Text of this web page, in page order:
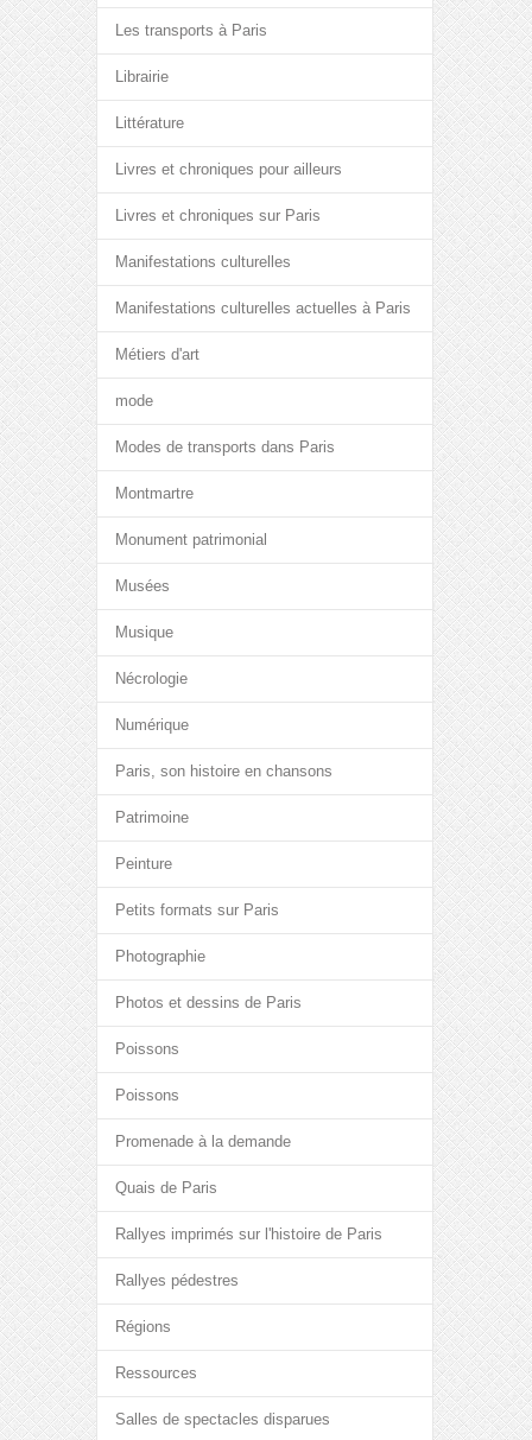
Les transports à Paris
Librairie
Littérature
Livres et chroniques pour ailleurs
Livres et chroniques sur Paris
Manifestations culturelles
Manifestations culturelles actuelles à Paris
Métiers d'art
mode
Modes de transports dans Paris
Montmartre
Monument patrimonial
Musées
Musique
Nécrologie
Numérique
Paris, son histoire en chansons
Patrimoine
Peinture
Petits formats sur Paris
Photographie
Photos et dessins de Paris
Poissons
Poissons
Promenade à la demande
Quais de Paris
Rallyes imprimés sur l'histoire de Paris
Rallyes pédestres
Régions
Ressources
Salles de spectacles disparues